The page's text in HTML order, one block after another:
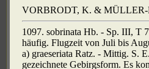
VORBRODT, K. & MÜLLER-
1097. sobrinata Hb. - Sp. III, T
häufig. Flugzeit von Juli bis
a) graeseriata Ratz. - Mittig. S.
gezeichnete Gebirgsform. Es